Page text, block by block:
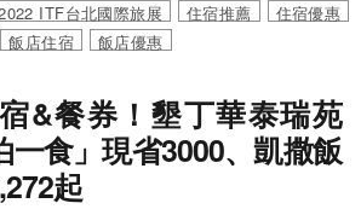
ITF台北國際旅展 住宿推薦
住宿優惠
飯店住宿
飯店優惠
&餐券！墾丁華泰瑞苑
一食」現省3000、凱撒飯
起